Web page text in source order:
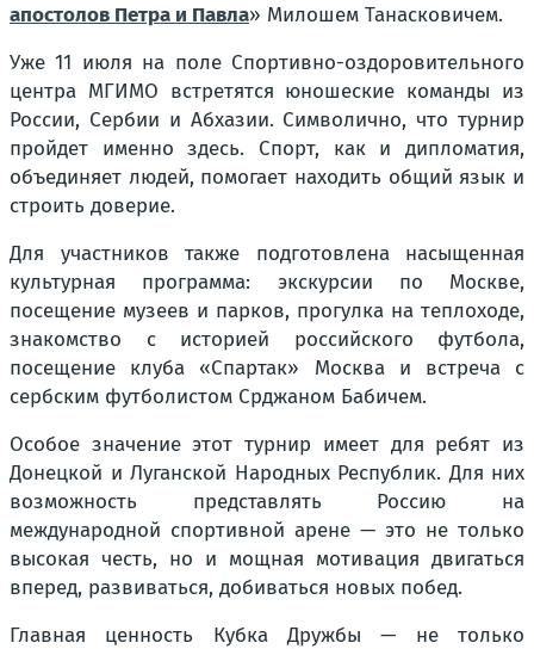
апостолов Петра и Павла» Милошем Танасковичем.
Уже 11 июля на поле Спортивно-оздоровительного
центра МГИМО встретятся юношеские команды из
России, Сербии и Абхазии. Символично, что турнир
пройдет именно здесь. Спорт, как и дипломатия,
объединяет людей, помогает находить общий язык и
строить доверие.
Для участников также подготовлена насыщенная
культурная программа: экскурсии по Москве,
посещение музеев и парков, прогулка на теплоходе,
знакомство с историей российского футбола,
посещение клуба «Спартак» Москва и встреча с
сербским футболистом Срджаном Бабичем.
Особое значение этот турнир имеет для ребят из
Донецкой и Луганской Народных Республик. Для них
возможность представлять Россию на
международной спортивной арене — это не только
высокая честь, но и мощная мотивация двигаться
вперед, развиваться, добиваться новых побед.
Главная ценность Кубка Дружбы — не только